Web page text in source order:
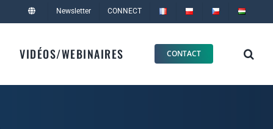
Newsletter CONNECT
VIDÉOS/WEBINAIRES CONTACT